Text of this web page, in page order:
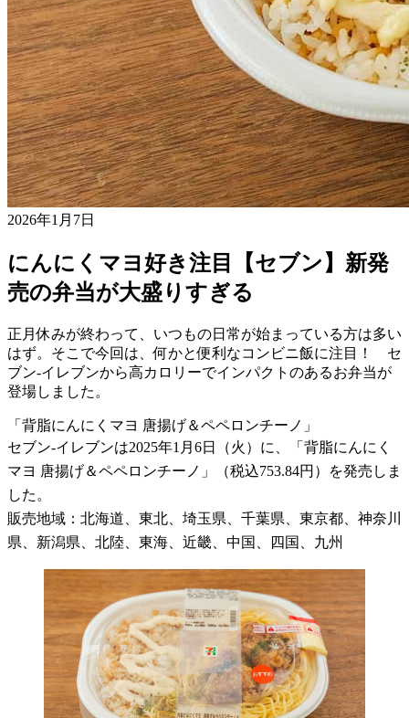
2026年1月7日
にんにくマヨ好き注目【セブン】新発
売の弁当が大盛りすぎる
正月休みが終わって、いつもの日常が始まっている方は多い
はず。そこで今回は、何かと便利なコンビニ飯に注目！ セ
ブン-イレブンから高カロリーでインパクトのあるお弁当が
登場しました。
「背脂にんにくマヨ 唐揚げ＆ペペロンチーノ」
セブン-イレブンは2025年1月6日（火）に、「背脂にんにく
マヨ 唐揚げ＆ペペロンチーノ」（税込753.84円）を発売しま
した。
販売地域：北海道、東北、埼玉県、千葉県、東京都、神奈川
県、新潟県、北陸、東海、近畿、中国、四国、九州